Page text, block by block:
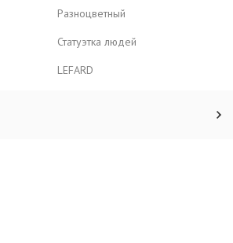
Разноцветный
Статуэтка людей
LEFARD